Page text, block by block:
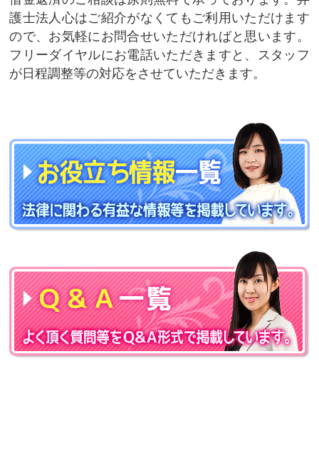
護士法人心はご紹介がなくてもご利用いただけます
ので、お気軽にお問合せいただければと思います。
フリーダイヤルにお電話いただきますと、スタッフ
が日程調整等の対応をさせていただきます。